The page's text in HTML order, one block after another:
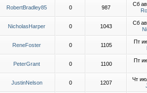
RobertBradley85 0 987
Сб
NicholasHarper 0 1043
Сб
ReneFoster 0 1105
Пт
PeterGrant 0 1100
Пт
JustinNelson 0 1207
Чт